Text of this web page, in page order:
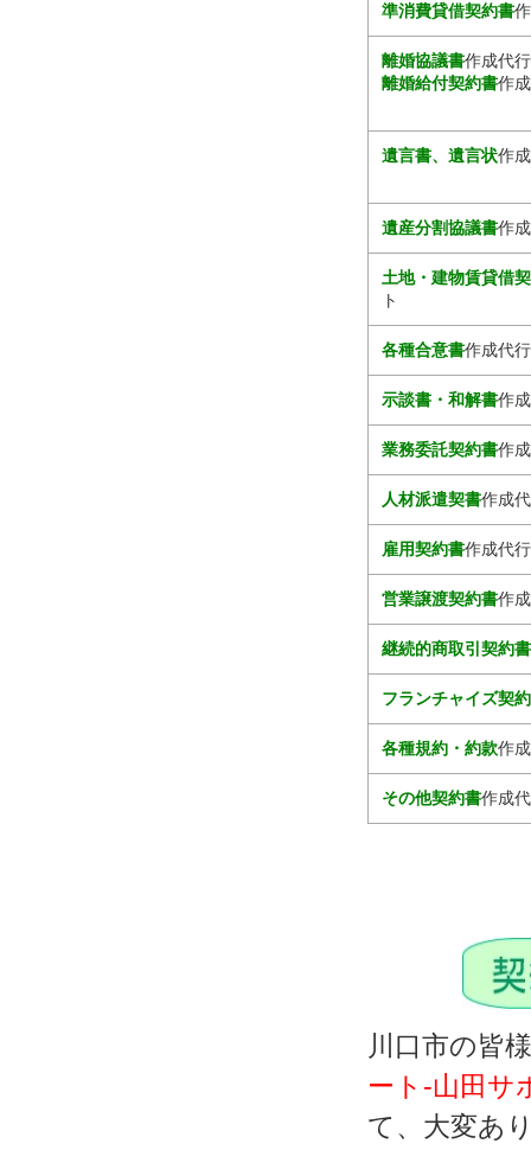
準消費貸借契約書
離婚協議書作成代
離婚給付契約書作
遺言書、遺言状作
遺産分割協議書作
土地・建物賃貸借
ト
各種合意書作成代
示談書・和解書作
業務委託契約書作
人材派遣契書作成
雇用契約書作成代
営業譲渡契約書作
継続的商取引契約書
フランチャイズ契
各種規約・約款作
その他契約書作成
川口市の皆
ート‐山田サ
て、大変あ